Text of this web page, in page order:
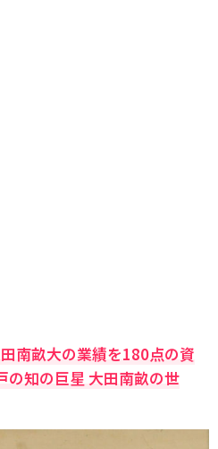
南畝大の業績を180点の資
の知の巨星 大田南畝の世